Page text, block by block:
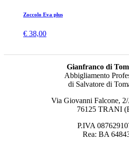
Zoccolo Eva plus
€ 38,00
Gianfranco di
Abbigliamento
di Salvatore di
Via Giovanni Falcone,
76125 TRANI
P.IVA
Rea: BA